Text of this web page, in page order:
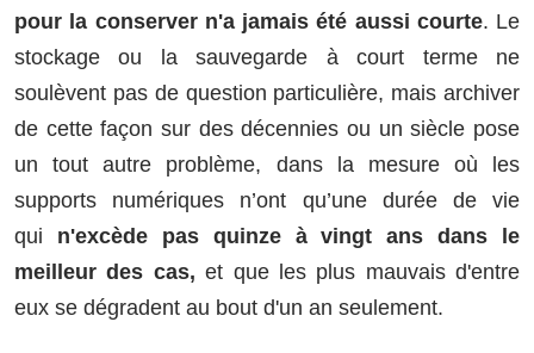
pour la conserver n'a jamais été aussi courte. Le
stockage ou la sauvegarde à court terme ne
soulèvent pas de question particulière, mais archiver
de cette façon sur des décennies ou un siècle pose
un tout autre problème, dans la mesure où les
supports numériques n’ont qu’une durée de vie
qui n'excède pas quinze à vingt ans dans le
meilleur des cas, et que les plus mauvais d'entre
eux se dégradent au bout d'un an seulement.